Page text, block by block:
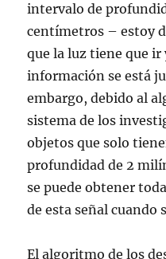
intervalo de
centímetros – estoy
que la luz tiene que
información se está
embargo, debido al
sistema de los
objetos que solo
profundidad de 2
se puede obtener
de esta señal cuando
El algoritmo de los